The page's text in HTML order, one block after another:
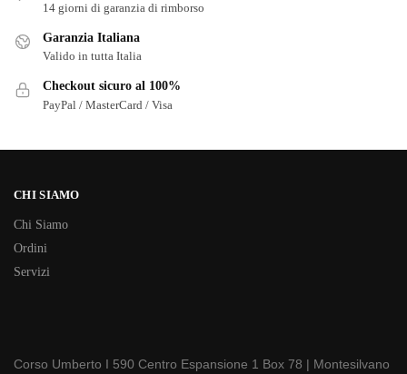
14 giorni di garanzia di rimborso
Garanzia Italiana
Valido in tutta Italia
Checkout sicuro al 100%
PayPal / MasterCard / Visa
CHI SIAMO
Chi Siamo
Ordini
Servizi
Corso Umberto I 590 Centro Espansione 1 Box 78 | Montesilvano